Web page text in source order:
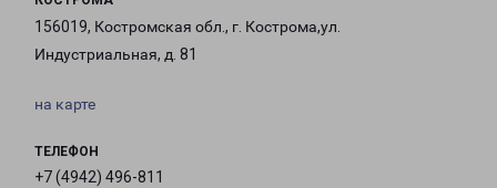
156019, Костромская обл., г. Кострома,ул.
Индустриальная, д. 81
на карте
ТЕЛЕФОН
+7 (4942) 496-811